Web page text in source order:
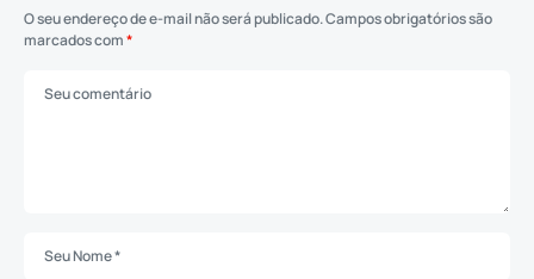
O seu endereço de e-mail não será publicado.Campos obrigatórios são
marcados com*